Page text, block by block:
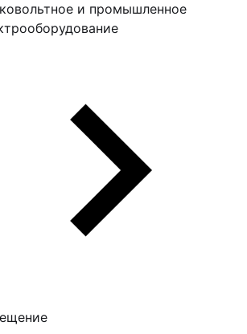
и промышленное